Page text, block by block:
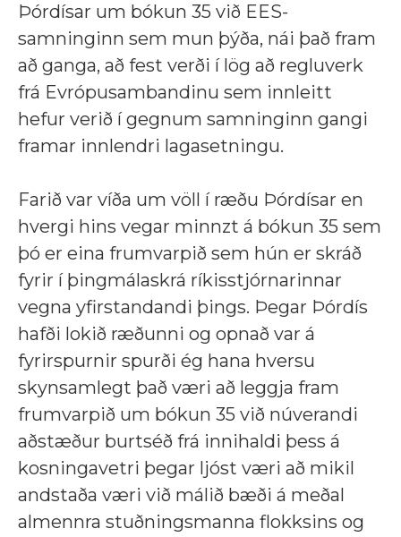
Þórdísar um bókun 35 við EES-
samninginn sem mun þýða, nái það fram
að ganga, að fest verði í lög að regluverk
frá Evrópusambandinu sem innleitt
hefur verið í gegnum samninginn gangi
framar innlendri lagasetningu.
Farið var víða um völl í ræðu Þórdísar en
hvergi hins vegar minnzt á bókun 35 sem
þó er eina frumvarpið sem hún er skráð
fyrir í þingmálaskrá ríkisstjórnarinnar
vegna yfirstandandi þings. Þegar Þórdís
hafði lokið ræðunni og opnað var á
fyrirspurnir spurði ég hana hversu
skynsamlegt það væri að leggja fram
frumvarpið um bókun 35 við núverandi
aðstæður burtséð frá innihaldi þess á
kosningavetri þegar ljóst væri að mikil
andstaða væri við málið bæði á meðal
almennra stuðningsmanna flokksins og